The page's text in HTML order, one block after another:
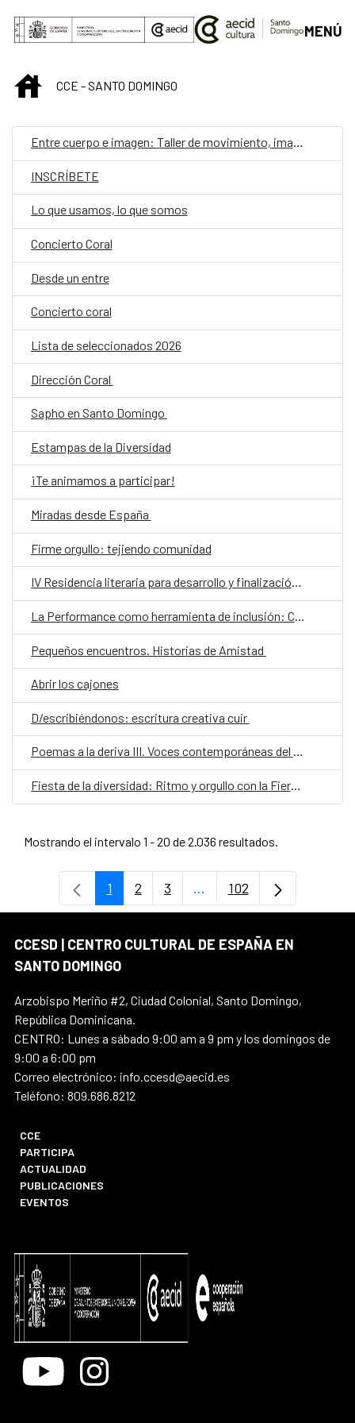
Saltar al contenido principal
MENÚ
INICIOCCE - SANTO DOMINGO
Entre cuerpo e imagen: Taller de movimiento, imagen y presencia
INSCRÍBETE
Lo que usamos, lo que somos
Concierto Coral
Desde un entre
Concierto coral
Lista de seleccionados 2026
Dirección Coral
Sapho en Santo Domingo
Estampas de la Diversidad
¡Te animamos a participar!
Miradas desde España
Firme orgullo: tejiendo comunidad
IV Residencia literaria para desarrollo y finalización de obra
La Performance como herramienta de inclusión: Cuerpo, Experiencia y Memoria desde una perspectiva interseccional
Pequeños encuentros. Historias de Amistad
Abrir los cajones
D/escribiéndonos: escritura creativa cuir
Poemas a la deriva III. Voces contemporáneas del español
Fiesta de la diversidad: Ritmo y orgullo con la Fiera Típica y Fefita la Grande
Mostrando el intervalo 1 - 20 de 2.036 resultados.
Página
1 Página
2 Página
3 ...Páginas intermedias Use
Página
102
CCESD | CENTRO CULTURAL DE ESPAÑA EN
SANTO DOMINGO
Arzobispo Meriño #2, Ciudad Colonial, Santo Domingo,
República Dominicana.
CENTRO: Lunes a sábado 9:00 am a 9 pm y los domingos de
9:00 a 6:00 pm
Correo electrónico: info.ccesd@aecid.es
Teléfono: 809.686.8212
CCE
PARTICIPA
ACTUALIDAD
PUBLICACIONES
EVENTOS
Youtube Instagram